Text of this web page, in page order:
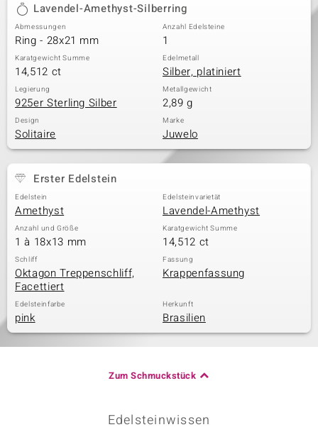
Classics
Lavendel-Amethyst-Silberring
Abmessungen
Ring - 28x21 mm
Anzahl Edelsteine
1
Karatgewicht Summe
14,512 ct
Edelmetall
Silber, platiniert
Legierung
925er Sterling Silber
Metallgewicht
2,89 g
Design
Solitaire
Marke
Juwelo
Erster Edelstein
Edelstein
Amethyst
Edelsteinvarietät
Lavendel-Amethyst
Anzahl und Größe
1 à 18x13 mm
Karatgewicht Summe
14,512 ct
Schliff
Oktagon Treppenschliff,
Facettiert
Fassung
Krappenfassung
Edelsteinfarbe
pink
Herkunft
Brasilien
Zum Schmuckstück
Edelsteinwissen